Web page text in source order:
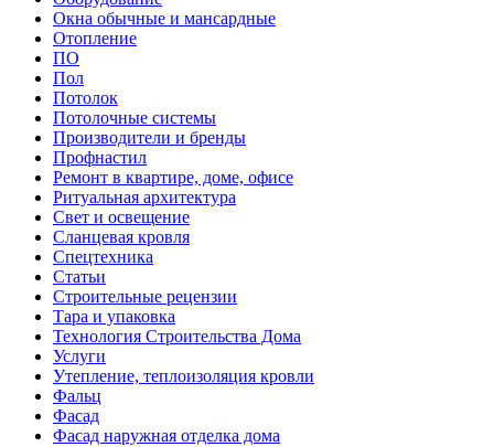
Окна обычные и мансардные
Отопление
ПО
Пол
Потолок
Потолочные системы
Производители и бренды
Профнастил
Ремонт в квартире, доме, офисе
Ритуальная архитектура
Свет и освещение
Сланцевая кровля
Спецтехника
Статьи
Строительные рецензии
Тара и упаковка
Технология Строительства Дома
Услуги
Утепление, теплоизоляция кровли
Фальц
Фасад
Фасад наружная отделка дома